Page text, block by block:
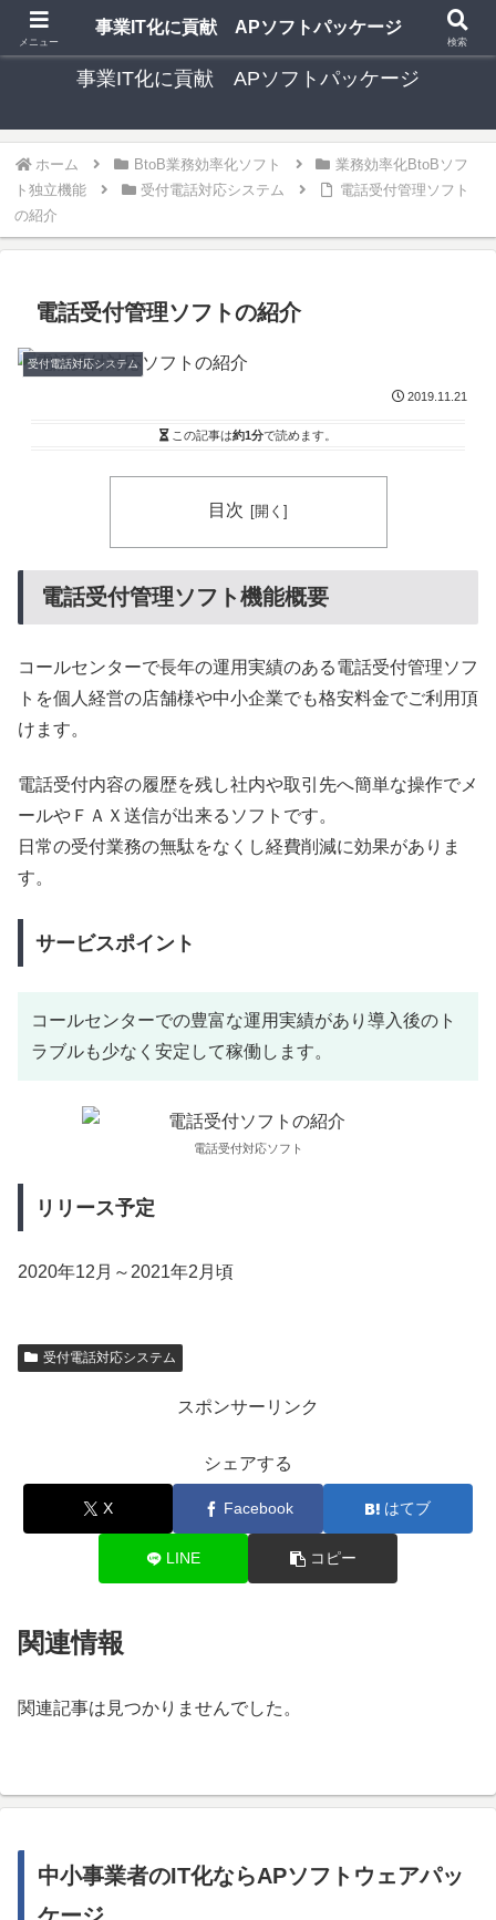
中小事業者向け 格安 手軽な多機能ソフトパッケージ
事業IT化に貢献 APソフトパッケージ
ホーム BtoB業務効率化ソフト
業務効率化BtoBソフ
ト独立機能
受付電話対応システム
電話受付管理ソフト
の紹介
電話受付管理ソフトの紹介
受付電話対応システム
2019.11.21
この記事は約1分で読めます。
目次
電話受付管理ソフト機能概要
コールセンターで長年の運用実績のある電話受付管理ソフ
トを個人経営の店舗様や中小企業でも格安料金でご利用頂
けます。
電話受付内容の履歴を残し社内や取引先へ簡単な操作でメ
ールやＦＡＸ送信が出来るソフトです。
日常の受付業務の無駄をなくし経費削減に効果がありま
す。
サービスポイント
コールセンターでの豊富な運用実績があり導入後のト
ラブルも少なく安定して稼働します。
電話受付対応ソフト
リリース予定
2020年12月～2021年2月頃
受付電話対応システム
スポンサーリンク
シェアする
X Facebook はてブ
LINE コピー
関連情報
関連記事は見つかりませんでした。
中小事業者のIT化ならAPソフトウェアパッ
メニュー
事業IT化に貢献 APソフトパッケージ
検索